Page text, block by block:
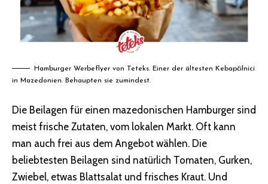
Hamburger Werbeflyer von Teteks. Einer der ältesten Kebapčilnici
in Mazedonien. Behaupten sie zumindest.
Die Beilagen für einen mazedonischen Hamburger sind
meist frische Zutaten, vom lokalen Markt. Oft kann
man auch frei aus dem Angebot wählen. Die
beliebtesten Beilagen sind natürlich Tomaten, Gurken,
Zwiebel, etwas Blattsalat und frisches Kraut. Und